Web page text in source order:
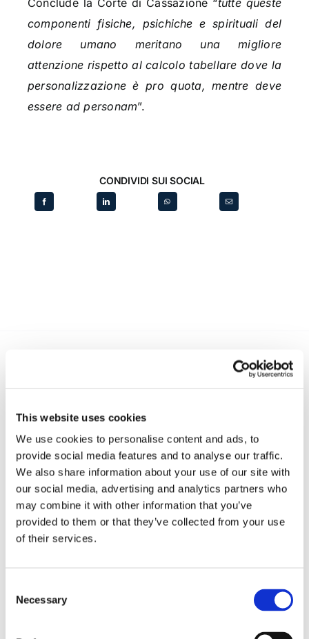
This website uses cookies
We use cookies to personalise content and ads, to
provide social media features and to analyse our traffic.
We also share information about your use of our site with
our social media, advertising and analytics partners who
may combine it with other information that you’ve
provided to them or that they’ve collected from your use
of their services.
Selection
Necessary
componenti fisiche, psichiche e spirituali del
dolore umano meritano una migliore
attenzione rispetto al calcolo tabellare dove la
personalizzazione è pro quota, mentre deve
essere ad personam”.
CONDIVIDI SUI SOCIAL
Diritto civile, Michela Colitta, Sentenze Cassazione
Roberto De Gaetano
News.